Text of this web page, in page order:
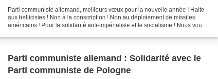
Parti communiste allemand, meilleurs vœux pour la nouvelle année ! Halte
aux bellicistes ! Non à la conscription ! Non au déploiement de missiles
américains ! Pour la solidarité anti-impérialiste et le socialisme ! Nous vous
Parti communiste allemand : Solidarité avec le
Parti communiste de Pologne